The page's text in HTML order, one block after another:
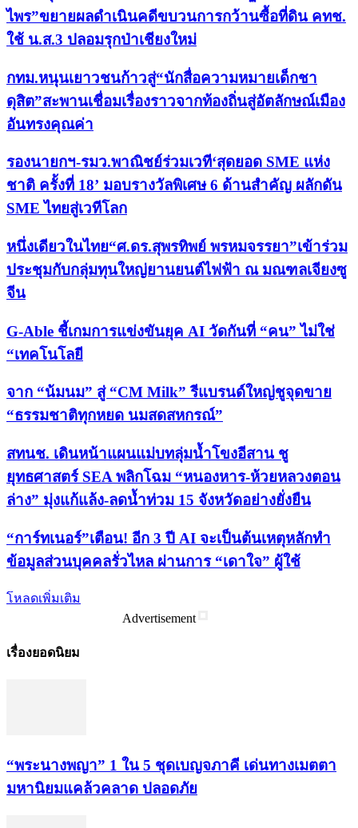
ไพร”ขยายผลดำเนินคดีขบวนการกว้านซื้อที่ดิน คทช.
ใช้ น.ส.3 ปลอมรุกป่าเชียงใหม่
กทม.หนุนเยาวชนก้าวสู่“นักสื่อความหมายเด็กชา
ดุสิต”สะพานเชื่อมเรื่องราวจากท้องถิ่นสู่อัตลักษณ์เมือง
อันทรงคุณค่า
รองนายกฯ-รมว.พาณิชย์ร่วมเวที‘สุดยอด SME แห่ง
ชาติ ครั้งที่ 18’ มอบรางวัลพิเศษ 6 ด้านสำคัญ ผลักดัน
SME ไทยสู่เวทีโลก
หนึ่งเดียวในไทย“ศ.ดร.สุพรทิพย์ พรหมจรรยา”เข้าร่วม
ประชุมกับกลุ่มทุนใหญ่ยานยนต์ไฟฟ้า ณ มณฑลเจียงซู
จีน
G-Able ชี้เกมการแข่งขันยุค AI วัดกันที่ “คน” ไม่ใช่
“เทคโนโลยี
จาก “น้มนม” สู่ “CM Milk” รีแบรนด์ใหญ่ชูจุดขาย
“ธรรมชาติทุกหยด นมสดสหกรณ์”
สทนช. เดินหน้าแผนแม่บทลุ่มน้ำโขงอีสาน ชู
ยุทธศาสตร์ SEA พลิกโฉม “หนองหาร-ห้วยหลวงตอน
ล่าง” มุ่งแก้แล้ง-ลดน้ำท่วม 15 จังหวัดอย่างยั่งยืน
“การ์ทเนอร์”เตือน! อีก 3 ปี AI จะเป็นต้นเหตุหลักทำ
ข้อมูลส่วนบุคคลรั่วไหล ผ่านการ “เดาใจ” ผู้ใช้
โหลดเพิ่มเติม
Advertisement
เรื่องยอดนิยม
“พระ​นาง​พญา” 1 ใน 5​ ชุดเบญจ​ภาคี​ เด่นทางเมตตา​
มหา​นิยม​แคล้วคลาด​ ปลอดภัย​